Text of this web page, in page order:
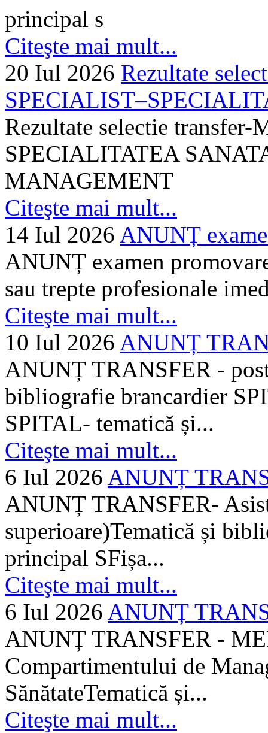
principal s
Citeşte mai mult...
20 Iul 2026 Rezultate
Rezultate selectie
SPECIALITATEA
MANAGEMENT
Citeşte mai mult...
14 Iul 2026 ANUNȚ
ANUNȚ examen
sau trepte profesionale
Citeşte mai mult...
10 Iul 2026 ANUNȚ
ANUNȚ TRANSFER -
bibliografie brancardier
SPITAL- tematică și...
Citeşte mai mult...
6 Iul 2026 ANUNȚ
ANUNȚ TRANSFER-
superioare)Tematică și
principal SFișa...
Citeşte mai mult...
6 Iul 2026 ANUNȚ
ANUNȚ TRANSFER -
Compartimentului de
SănătateTematică și...
Citeşte mai mult...